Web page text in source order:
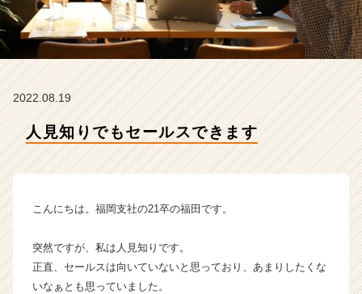
ン】
|
ベ
ン
成
長
ら
カ
ウ
ト
2022.08.19
人見知りでもセールスできます
こんにちは。福岡支社の21卒の福田です。
突然ですが、私は人見知りです。
正直、セールスは向いていないと思っており、あまりしたくな
いなぁとも思っていました。